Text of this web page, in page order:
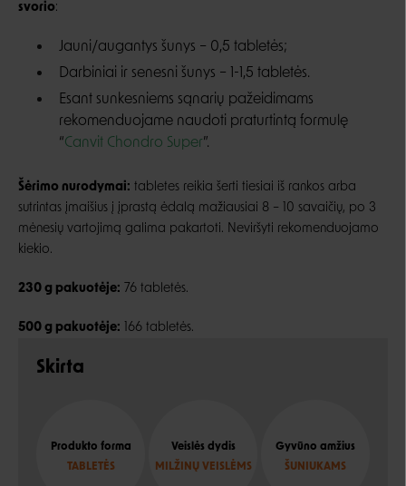
svorio:
Jauni/augantys šunys – 0,5 tabletės;
Darbiniai ir senesni šunys – 1-1,5 tabletės.
Esant sunkesniems sąnarių pažeidimams
rekomenduojame naudoti praturtintą formulę
“Canvit Chondro Super”.
Šėrimo nurodymai: tabletes reikia šerti tiesiai iš rankos arba
sutrintas įmaišius į įprastą ėdalą mažiausiai 8 – 10 savaičių, po 3
mėnesių vartojimą galima pakartoti. Neviršyti rekomenduojamo
kiekio.
230 g pakuotėje: 76 tabletės.
500 g pakuotėje: 166 tabletės.
Skirta
Produkto forma
TABLETĖS
Veislės dydis
MILŽINŲ VEISLĖMS
Gyvūno amžius
ŠUNIUKAMS